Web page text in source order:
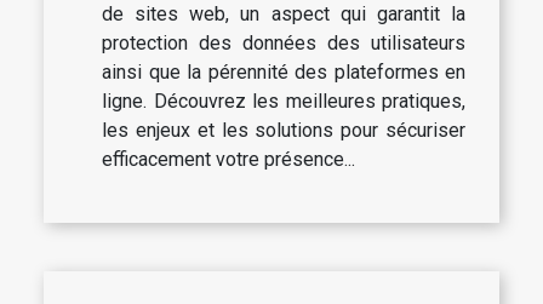
de sites web, un aspect qui garantit la
protection des données des utilisateurs
ainsi que la pérennité des plateformes en
ligne. Découvrez les meilleures pratiques,
les enjeux et les solutions pour sécuriser
efficacement votre présence...